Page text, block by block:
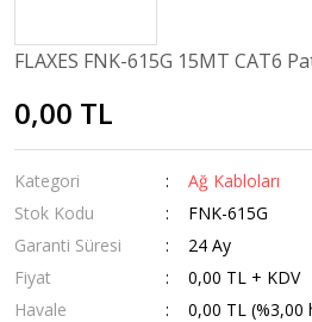
FLAXES FNK-615G 15MT CAT6
0,00 TL
Kategori
Ağ Kabloları
Stok Kodu
FNK-615G
Garanti Süresi
24 Ay
Fiyat
0,00 TL + KDV
Havale
0,00 TL (%3,00